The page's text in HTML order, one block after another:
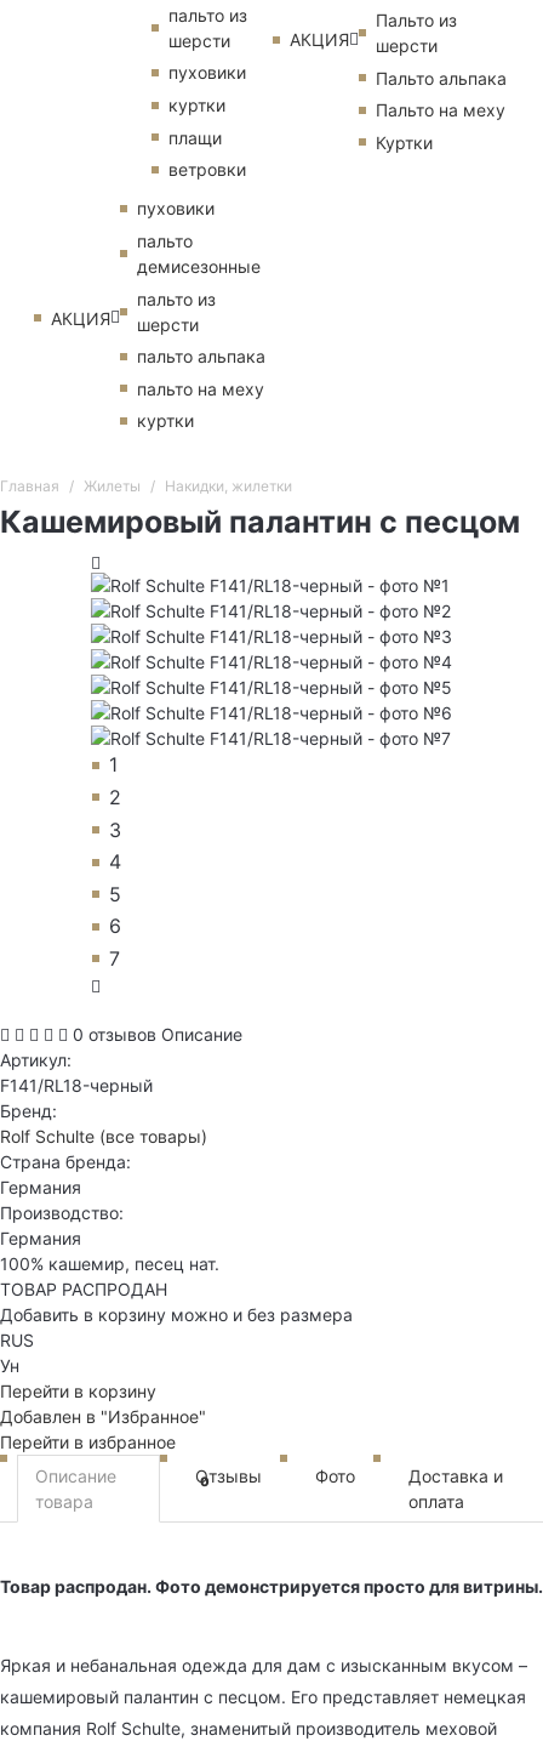
пальто из
шерсти
пуховики
куртки
плащи
ветровки
АКЦИЯ
пуховики
пальто
демисезонные
пальто из
шерсти
пальто альпака
пальто на меху
куртки
АКЦИЯ
Пальто из
шерсти
Пальто альпака
Пальто на меху
Куртки
Главная Жилеты Накидки, жилетки
Кашемировый палантин с песцом
1
2
3
4
5
6
7
0 отзывов Описание
Артикул:
F141/RL18-черный
Бренд:
Rolf Schulte (все товары)
Страна бренда:
Германия
Производство:
Германия
100% кашемир, песец нат.
ТОВАР РАСПРОДАН
Добавить в корзину можно и без размера
RUS
Ун
Перейти в корзину
Добавлен в "Избранное"
Перейти в избранное
Описание
товара
Отзывы
0 Фото
Доставка и
оплата
Товар распродан. Фото демонстрируется просто для витрины.
Яркая и небанальная одежда для дам с изысканным вкусом –
кашемировый палантин с песцом. Его представляет немецкая
компания Rolf Schulte, знаменитый производитель меховой